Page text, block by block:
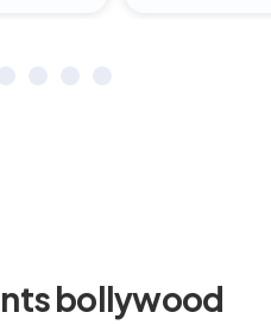
bollywood